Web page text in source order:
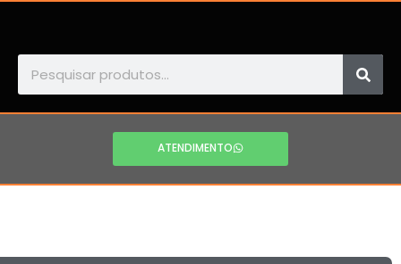
ATENDIMENTO